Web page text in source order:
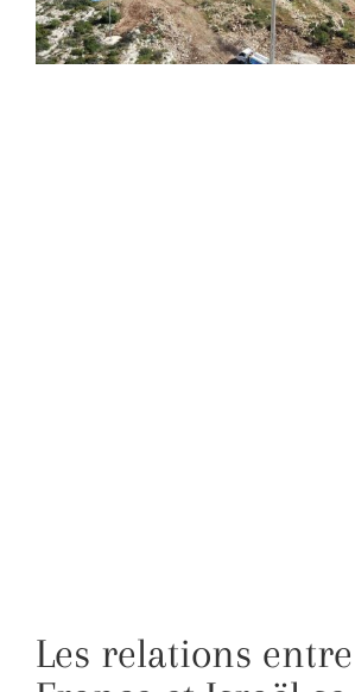
Les relations